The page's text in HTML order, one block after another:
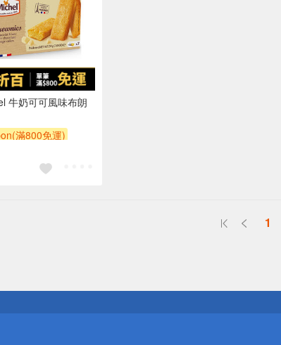
牛奶可可風味布朗
滿800免運)
1
小心！